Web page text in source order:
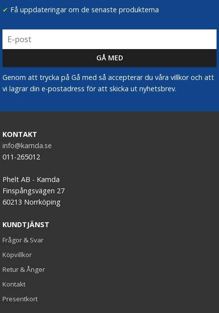
✔ Få uppdateringar om de senaste produkterna
Genom att trycka på Gå med så accepterar du våra villkor och att
vi lagrar din e-postadress för att skicka ut nyhetsbrev.
KONTAKT
info@kamda.se
011-265012
Phelt AB - Kamda
Finspångsvägen 27
60213 Norrköping
KUNDTJÄNST
Frågor & Svar
Köpvillkor
Retur & Ånger
Kontakt
Presentkort